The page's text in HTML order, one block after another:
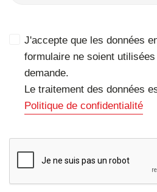
J'accepte que les données
formulaire ne soient
demande.
Le traitement des données
Politique de confidentialité